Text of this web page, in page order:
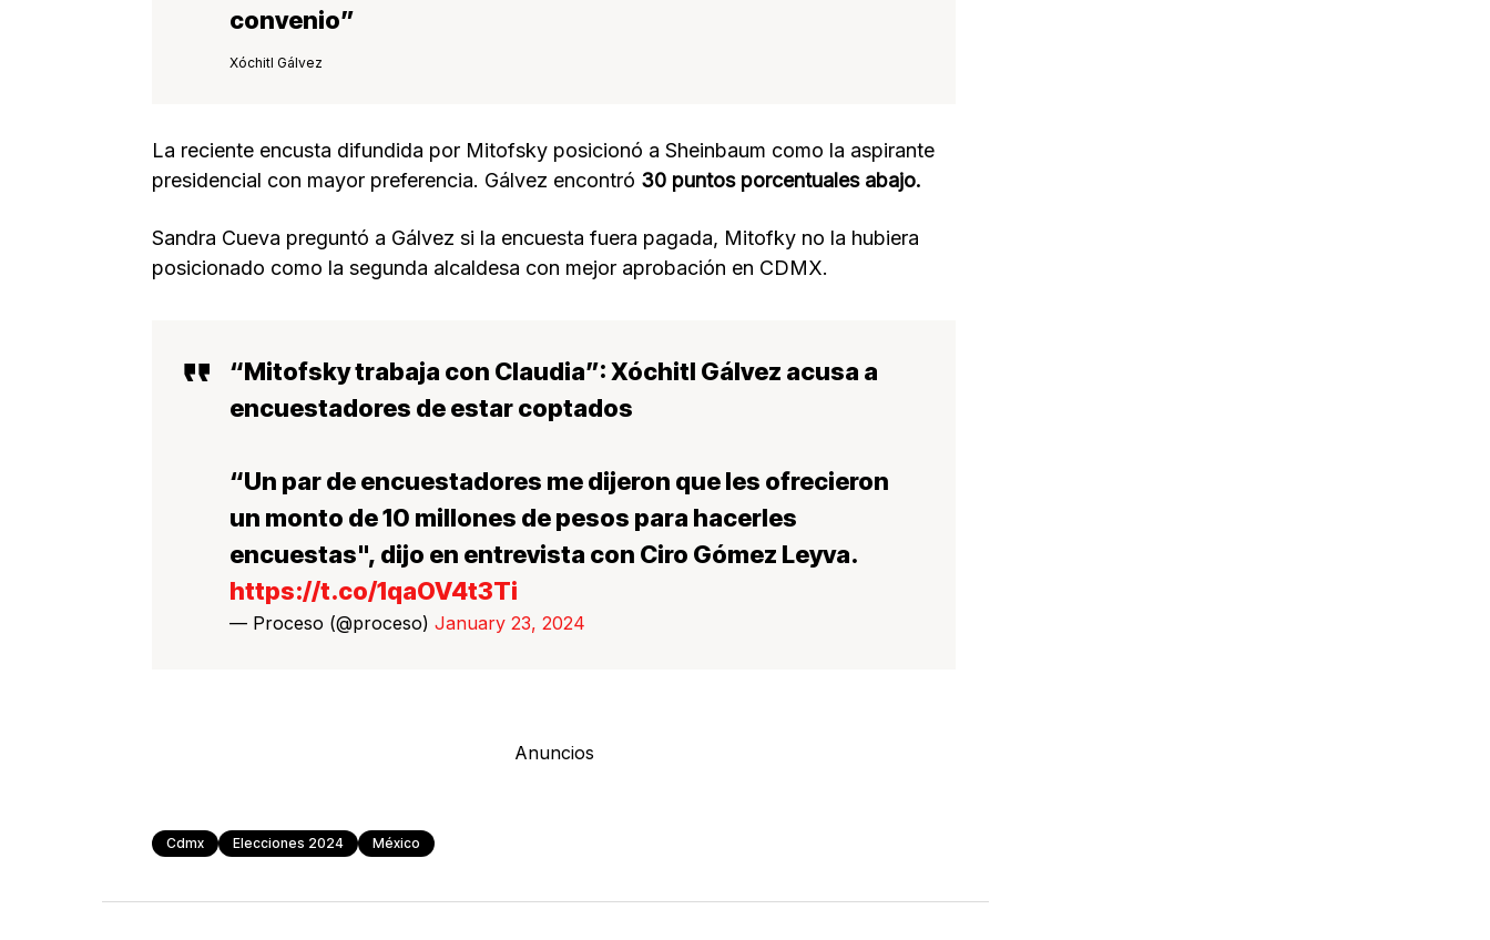
convenio”
Xóchitl Gálvez
La reciente encusta difundida por Mitofsky posicionó a Sheinbaum como la aspirante
presidencial con mayor preferencia. Gálvez encontró 30 puntos porcentuales abajo.
Sandra Cueva preguntó a Gálvez si la encuesta fuera pagada, Mitofky no la hubiera
posicionado como la segunda alcaldesa con mejor aprobación en CDMX.
“Mitofsky trabaja con Claudia”: Xóchitl Gálvez acusa a
encuestadores de estar coptados
“Un par de encuestadores me dijeron que les ofrecieron
un monto de 10 millones de pesos para hacerles
encuestas", dijo en entrevista con Ciro Gómez Leyva.
https://t.co/1qaOV4t3Ti
— Proceso (@proceso) January 23, 2024
Anuncios
Cdmx Elecciones 2024 México